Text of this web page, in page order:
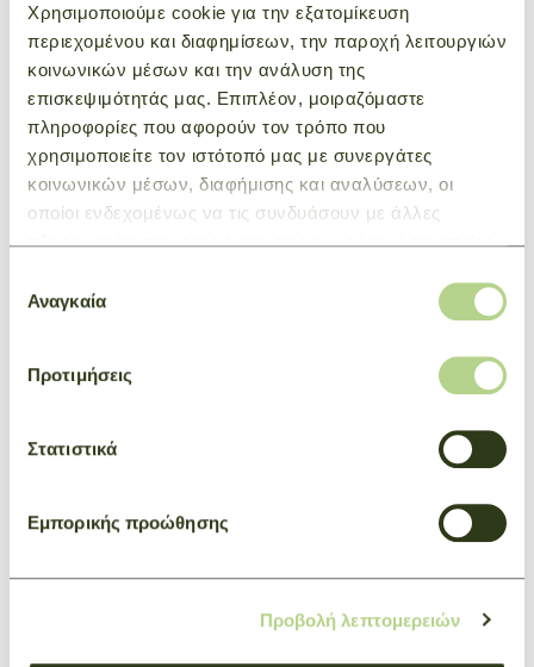
Χρησιμοποιούμε cookie για την εξατομίκευση
περιεχομένου και διαφημίσεων, την παροχή λειτουργιών
κοινωνικών μέσων και την ανάλυση της
επισκεψιμότητάς μας. Επιπλέον, μοιραζόμαστε
πληροφορίες που αφορούν τον τρόπο που
χρησιμοποιείτε τον ιστότοπό μας με συνεργάτες
κοινωνικών μέσων, διαφήμισης και αναλύσεων, οι
οποίοι ενδεχομένως να τις συνδυάσουν με άλλες
πληροφορίες που τους έχετε παραχωρήσει ή τις οποίες
των υπηρεσιών τους.
συγκατάθεσης
Αναγκαία
Προτιμήσεις
Στατιστικά
Εμπορικής προώθησης
Προβολή λεπτομερειών
of time with elegance. It has been reinventing itself for
over 40 years.
YOU WILL LIKE ALSO